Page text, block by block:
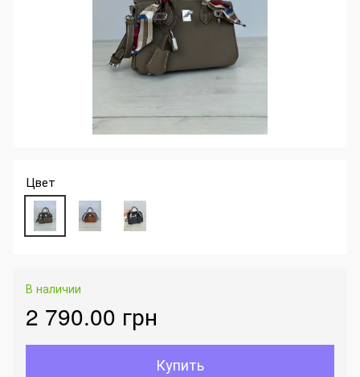
Цвет
В наличии
2 790.00 грн
Купить